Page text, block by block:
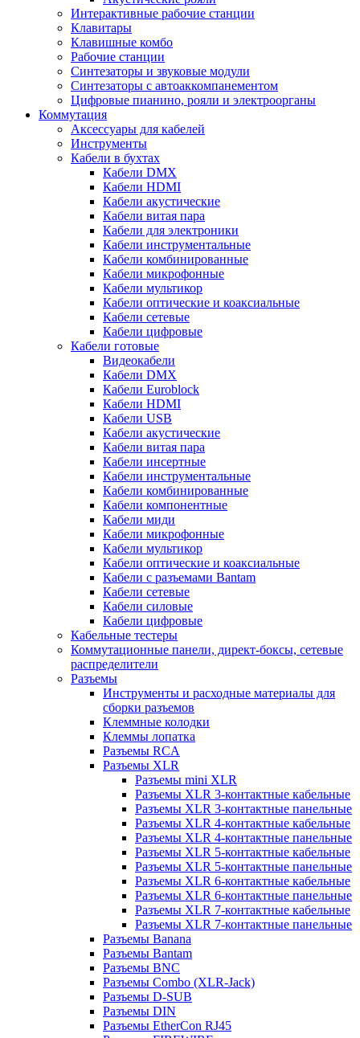
Интерактивные рабочие станции
Клавитары
Клавишные комбо
Рабочие станции
Синтезаторы и звуковые модули
Синтезаторы с автоаккомпанементом
Цифровые пианино, рояли и электроорганы
Коммутация
Аксессуары для кабелей
Инструменты
Кабели в бухтах
Кабели DMX
Кабели HDMI
Кабели акустические
Кабели витая пара
Кабели для электроники
Кабели инструментальные
Кабели комбинированные
Кабели микрофонные
Кабели мультикор
Кабели оптические и коаксиальные
Кабели сетевые
Кабели цифровые
Кабели готовые
Видеокабели
Кабели DMX
Кабели Euroblock
Кабели HDMI
Кабели USB
Кабели акустические
Кабели витая пара
Кабели инсертные
Кабели инструментальные
Кабели комбинированные
Кабели компонентные
Кабели миди
Кабели микрофонные
Кабели мультикор
Кабели оптические и коаксиальные
Кабели с разъемами Bantam
Кабели сетевые
Кабели силовые
Кабели цифровые
Кабельные тестеры
Коммутационные панели, директ-боксы, сетевые
распределители
Разъемы
Инструменты и расходные материалы для
сборки разъемов
Клеммные колодки
Клеммы лопатка
Разъемы RCA
Разъемы XLR
Разъемы mini XLR
Разъемы XLR 3-контактные кабельные
Разъемы XLR 3-контактные панельные
Разъемы XLR 4-контактные кабельные
Разъемы XLR 4-контактные панельные
Разъемы XLR 5-контактные кабельные
Разъемы XLR 5-контактные панельные
Разъемы XLR 6-контактные кабельные
Разъемы XLR 6-контактные панельные
Разъемы XLR 7-контактные кабельные
Разъемы XLR 7-контактные панельные
Разъемы Banana
Разъемы Bantam
Разъемы BNC
Разъемы Combo (XLR-Jack)
Разъемы D-SUB
Разъемы DIN
Разъемы EtherCon RJ45